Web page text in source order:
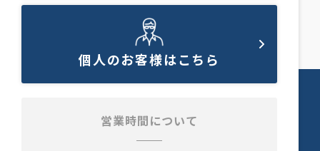
個人のお客様はこちら
営業時間について